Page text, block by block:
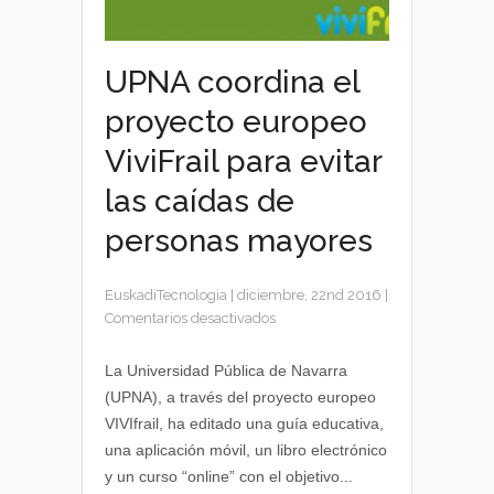
UPNA coordina el
proyecto europeo
ViviFrail para evitar
las caídas de
personas mayores
EuskadiTecnologia diciembre, 22nd 2016
Comentarios desactivadosen
coordina
proyecto
europeo
ViviFrail
para
La Universidad Pública de Navarra
(UPNA), a través del proyecto europeo
VIVIfrail, ha editado una guía educativa,
una aplicación móvil, un libro electrónico
y un curso “online” con el objetivo...